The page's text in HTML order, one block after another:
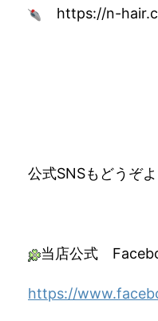
https://n-
公式SNSもどうぞ
当店公式
https://